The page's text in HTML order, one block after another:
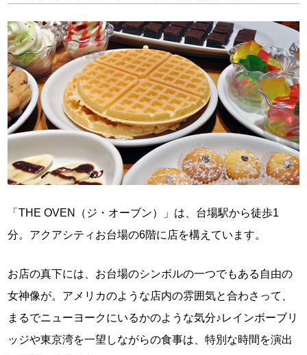
「THE OVEN（ジ・オーブン）」は、台場駅から徒歩1
分。アクアシティお台場の6階に店を構えています。
お店の真下には、お台場のシンボルの一つでもある自由の
女神像が。アメリカのような店内の雰囲気と合わさって、
まるでニューヨークにいるかのような気分♪レインボーブリ
ッジや東京湾を一望しながらの食事は、特別な時間を演出